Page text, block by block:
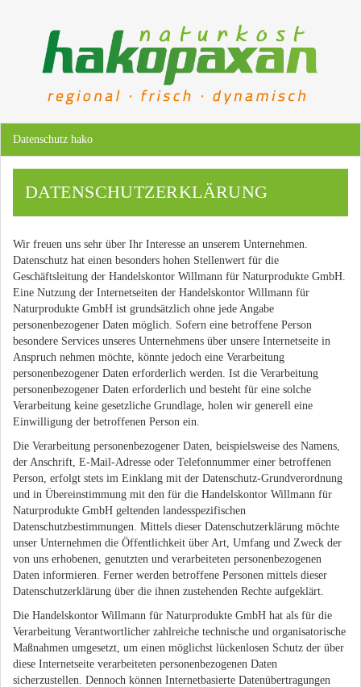
Datenschutz hako
DATENSCHUTZERKLÄRUNG
Wir freuen uns sehr über Ihr Interesse an unserem Unternehmen.
Datenschutz hat einen besonders hohen Stellenwert für die
Geschäftsleitung der Handelskontor Willmann für Naturprodukte GmbH.
Eine Nutzung der Internetseiten der Handelskontor Willmann für
Naturprodukte GmbH ist grundsätzlich ohne jede Angabe
personenbezogener Daten möglich. Sofern eine betroffene Person
besondere Services unseres Unternehmens über unsere Internetseite in
Anspruch nehmen möchte, könnte jedoch eine Verarbeitung
personenbezogener Daten erforderlich werden. Ist die Verarbeitung
personenbezogener Daten erforderlich und besteht für eine solche
Verarbeitung keine gesetzliche Grundlage, holen wir generell eine
Einwilligung der betroffenen Person ein.
Die Verarbeitung personenbezogener Daten, beispielsweise des Namens,
der Anschrift, E-Mail-Adresse oder Telefonnummer einer betroffenen
Person, erfolgt stets im Einklang mit der Datenschutz-Grundverordnung
und in Übereinstimmung mit den für die Handelskontor Willmann für
Naturprodukte GmbH geltenden landesspezifischen
Datenschutzbestimmungen. Mittels dieser Datenschutzerklärung möchte
unser Unternehmen die Öffentlichkeit über Art, Umfang und Zweck der
von uns erhobenen, genutzten und verarbeiteten personenbezogenen
Daten informieren. Ferner werden betroffene Personen mittels dieser
Datenschutzerklärung über die ihnen zustehenden Rechte aufgeklärt.
Die Handelskontor Willmann für Naturprodukte GmbH hat als für die
Verarbeitung Verantwortlicher zahlreiche technische und organisatorische
Maßnahmen umgesetzt, um einen möglichst lückenlosen Schutz der über
diese Internetseite verarbeiteten personenbezogenen Daten
sicherzustellen. Dennoch können Internetbasierte Datenübertragungen